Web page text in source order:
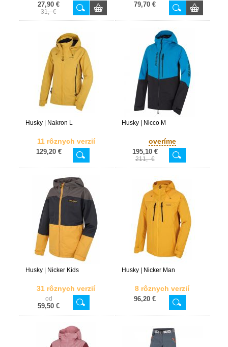
27,90 €
31,- €
79,70 €
Husky | Nakron L
11 rôznych verzií
129,20 €
Husky | Nicco M
overíme
195,10 €
211,- €
Husky | Nicker Kids
31 rôznych verzií
od
59,50 €
Husky | Nicker Man
8 rôznych verzií
96,20 €